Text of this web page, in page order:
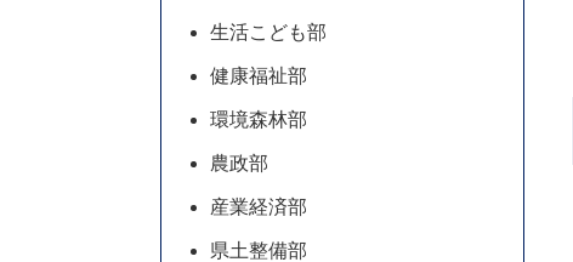
生活こども部
健康福祉部
環境森林部
農政部
産業経済部
県土整備部